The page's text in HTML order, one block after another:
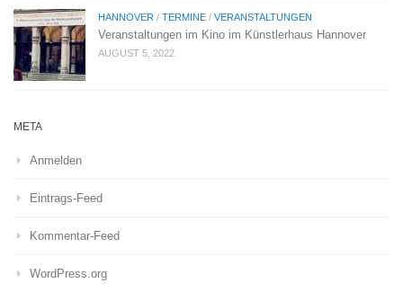
HANNOVER / TERMINE / VERANSTALTUNGEN
Veranstaltungen im Kino im Künstlerhaus Hannover
AUGUST 5, 2022
META
Anmelden
Eintrags-Feed
Kommentar-Feed
WordPress.org